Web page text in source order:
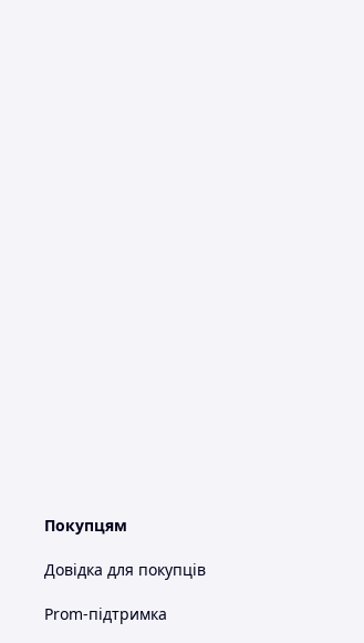
Покупцям
Довідка для покупців
Prom-підтримка